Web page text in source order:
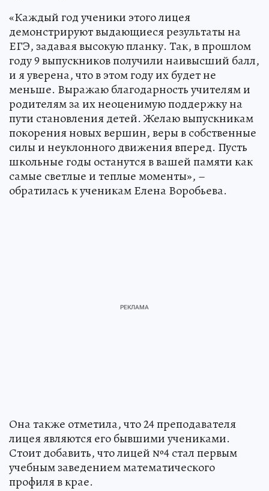
«Каждый год ученики этого лицея
демонстрируют выдающиеся результаты на
ЕГЭ, задавая высокую планку. Так, в прошлом
году 9 выпускников получили наивысший балл,
и я уверена, что в этом году их будет не
меньше. Выражаю благодарность учителям и
родителям за их неоценимую поддержку на
пути становления детей. Желаю выпускникам
покорения новых вершин, веры в собственные
силы и неуклонного движения вперед. Пусть
школьные годы останутся в вашей памяти как
самые светлые и теплые моменты», –
обратилась к ученикам Елена Воробьева.
Она также отметила, что 24 преподавателя
лицея являются его бывшими учениками.
Стоит добавить, что лицей №4 стал первым
учебным заведением математического
профиля в крае.